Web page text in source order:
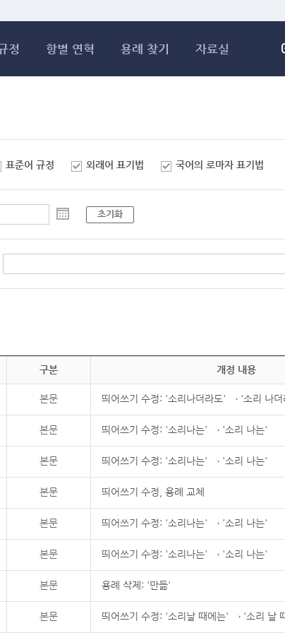
정 항별 연혁 용례 찾기 자료실
표준어 규정 외래어 표기법 국어의 로마자 표기법
초기화
구분 개정 내용
본문 띄어쓰기 수정: '소리나더라도' → '소리 나더
본문 띄어쓰기 수정: '소리나는' → '소리 나는'
본문 띄어쓰기 수정: '소리나는' → '소리 나는'
본문 띄어쓰기 수정, 용례 교체
본문 띄어쓰기 수정: '소리나는' → '소리 나는'
본문 띄어쓰기 수정: '소리나는' → '소리 나는'
본문 용례 삭제: '만듦'
본문 띄어쓰기 수정: '소리날 때에는' → '소리 날